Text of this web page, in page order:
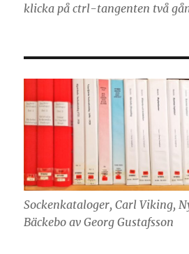
klicka på ctrl-tangenten två
Sockenkataloger, Carl Viking,
Bäckebo av Georg Gustafsson